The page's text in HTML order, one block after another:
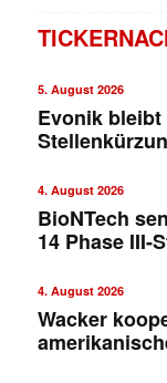
5. August 2026
Evonik
4. August 2026
BioNTech
14 Phase III-
4. August 2026
Wacker